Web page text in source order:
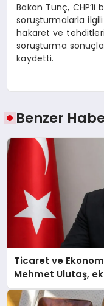
Bakan Tunç,
soruşturmalarla ilgili
hakaret ve
soruşturma
kaydetti.
Benzer
Ticaret ve
Mehmet Ulutaş,
açıklamada